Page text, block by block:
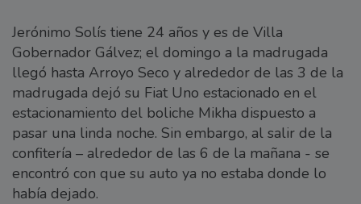
Jerónimo Solís tiene 24 años y es de Villa
Gobernador Gálvez; el domingo a la madrugada
llegó hasta Arroyo Seco y alrededor de las 3 de la
madrugada dejó su Fiat Uno estacionado en el
estacionamiento del boliche Mikha dispuesto a
pasar una linda noche. Sin embargo, al salir de la
confitería – alrededor de las 6 de la mañana - se
encontró con que su auto ya no estaba donde lo
había dejado.